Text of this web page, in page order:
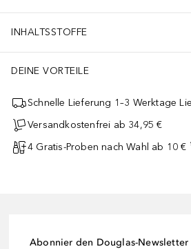
INHALTSSTOFFE
DEINE VORTEILE
Schnelle Lieferung 1–3 Werktage
Versandkostenfrei ab 34,95 €
4 Gratis-Proben nach Wahl ab 10 € ¹
Abonnier den Douglas-